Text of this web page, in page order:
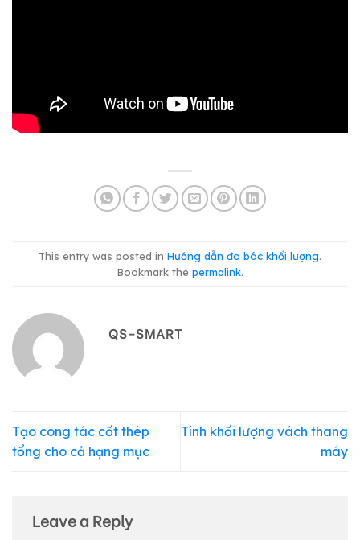
This entry was posted in Hướng dẫn đo bóc khối lượng.
Bookmark the permalink.
QS-SMART
Tạo công tác cốt thép
tổng cho cả hạng mục
Tính khối lượng vách thang
máy
Leave a Reply